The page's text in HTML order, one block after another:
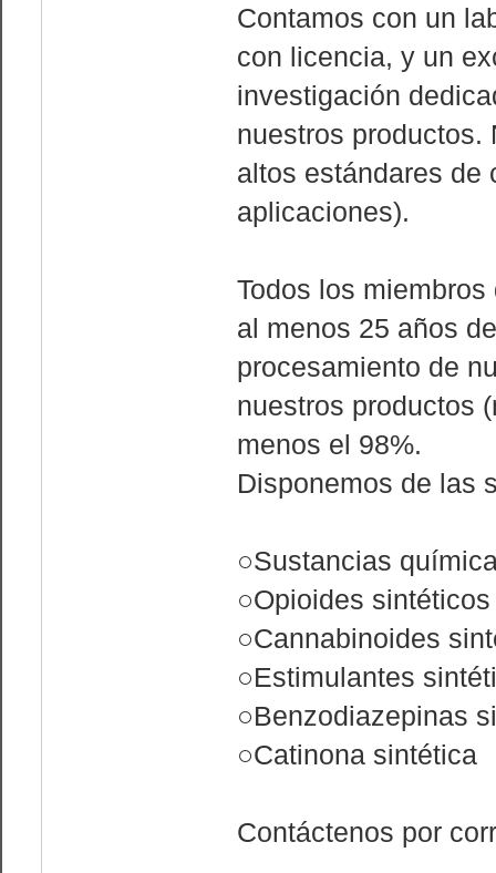
Contamos con un
con licencia, y un
investigación
nuestros productos.
altos estándares de
aplicaciones).
Todos los
al menos 25 años
procesamiento de
nuestros productos
menos el 98%.
Disponemos de las
○Sustancias
○Opioides sintéticos
○Cannabinoides
○Estimulantes
○Benzodiazepinas
○Catinona sintética
Contáctenos por